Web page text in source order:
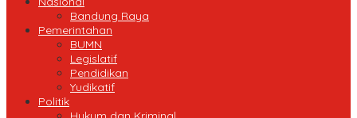
Bandung Raya
Pemerintahan
BUMN
Legislatif
Pendidikan
Yudikatif
Politik